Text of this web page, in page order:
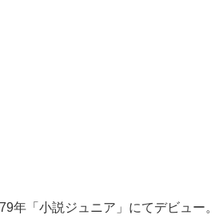
年「小説ジュニア」にてデビュー。